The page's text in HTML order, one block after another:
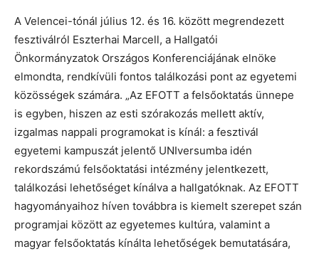
A Velencei-tónál július 12. és 16. között megrendezett
fesztiválról Eszterhai Marcell, a Hallgatói
Önkormányzatok Országos Konferenciájának elnöke
elmondta, rendkívüli fontos találkozási pont az egyetemi
közösségek számára. „Az EFOTT a felsőoktatás ünnepe
is egyben, hiszen az esti szórakozás mellett aktív,
izgalmas nappali programokat is kínál: a fesztivál
egyetemi kampuszát jelentő UNIversumba idén
rekordszámú felsőoktatási intézmény jelentkezett,
találkozási lehetőséget kínálva a hallgatóknak. Az EFOTT
hagyományaihoz híven továbbra is kiemelt szerepet szán
programjai között az egyetemes kultúra, valamint a
magyar felsőoktatás kínálta lehetőségek bemutatására,